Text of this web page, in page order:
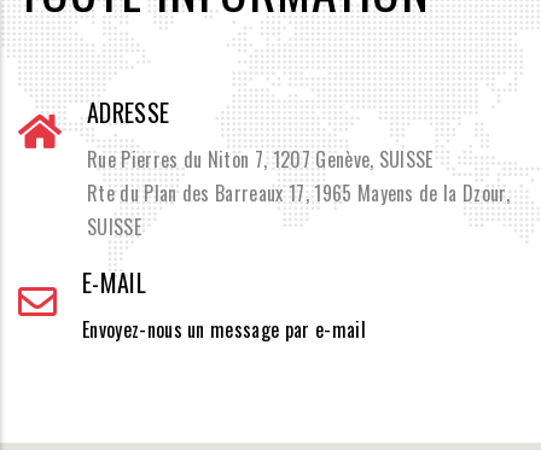
ADRESSE
Rue Pierres du Niton 7, 1207 Genève, SUISSE
Rte du Plan des Barreaux 17, 1965 Mayens de la Dzour,
SUISSE
E-MAIL
Envoyez-nous un message par e-mail